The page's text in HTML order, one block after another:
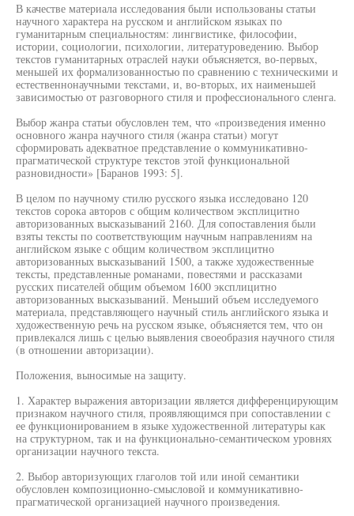
В качестве материала исследования были использованы статьи
научного характера на русском и английском языках по
гуманитарным специальностям: лингвистике, философии,
истории, социологии, психологии, литературоведению. Выбор
текстов гуманитарных отраслей науки объясняется, во-первых,
меньшей их формализованностью по сравнению с техническими и
естественнонаучными текстами, и, во-вторых, их наименьшей
зависимостью от разговорного стиля и профессионального сленга.
Выбор жанра статьи обусловлен тем, что «произведения именно
основного жанра научного стиля (жанра статьи) могут
сформировать адекватное представление о коммуникативно-
прагматической структуре текстов этой функциональной
разновидности» [Баранов 1993: 5].
В целом по научному стилю русского языка исследовано 120
текстов сорока авторов с общим количеством эксплицитно
авторизованных высказываний 2160. Для сопоставления были
взяты тексты по соответствующим научным направлениям на
английском языке с общим количеством эксплицитно
авторизованных высказываний 1500, а также художественные
тексты, представленные романами, повестями и рассказами
русских писателей общим объемом 1600 эксплицитно
авторизованных высказываний. Меньший объем исследуемого
материала, представляющего научный стиль английского языка и
художественную речь на русском языке, объясняется тем, что он
привлекался лишь с целью выявления своеобразия научного стиля
(в отношении авторизации).
Положения, выносимые на защиту.
1. Характер выражения авторизации является дифференцирующим
признаком научного стиля, проявляющимся при сопоставлении с
ее функционированием в языке художественной литературы как
на структурном, так и на функционально-семантическом уровнях
организации научного текста.
2. Выбор авторизующих глаголов той или иной семантики
обусловлен композиционно-смысловой и коммуникативно-
прагматической организацией научного произведения.